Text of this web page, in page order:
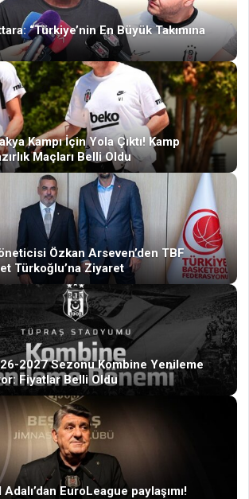
“Türkiye’nin En Büyük Takımına
Kampı İçin Yola Çıktı! Kamp
Maçları Belli Oldu
Özkan Arseven’den TBF
Türkoğlu’na Ziyaret
2027 Sezonu Kombine Yenileme
Fiyatlar Belli Oldu
EuroLeague paylaşımı!